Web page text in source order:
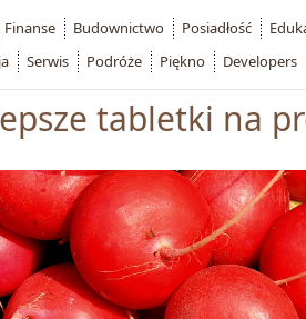
tabletki na
Finanse Budownictwo Posiadłość
Serwis Podróże Piękno Developers